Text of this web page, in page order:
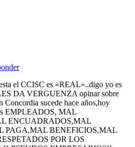
el CCISC es «REAL»..digo yo es
DA VERGUENZA opinar sobre
Concordia sucede hace años,hoy
EMPLEADOS, MAL
ENCUADRADOS,MAL
PAGA,MAL BENEFICIOS,MAL
POR LOS